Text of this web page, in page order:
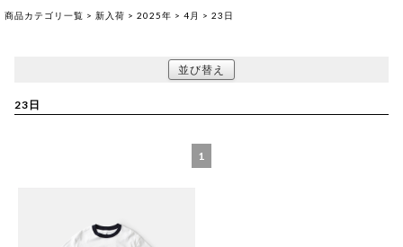
商品カテゴリ一覧 > 新入荷 > 2025年 > 4月 > 23日
並び替え
23日
1